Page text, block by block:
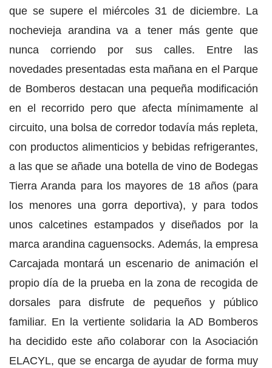
que se supere el miércoles 31 de diciembre. La
nochevieja arandina va a tener más gente que
nunca corriendo por sus calles. Entre las
novedades presentadas esta mañana en el Parque
de Bomberos destacan una pequeña modificación
en el recorrido pero que afecta mínimamente al
circuito, una bolsa de corredor todavía más repleta,
con productos alimenticios y bebidas refrigerantes,
a las que se añade una botella de vino de Bodegas
Tierra Aranda para los mayores de 18 años (para
los menores una gorra deportiva), y para todos
unos calcetines estampados y diseñados por la
marca arandina caguensocks. Además, la empresa
Carcajada montará un escenario de animación el
propio día de la prueba en la zona de recogida de
dorsales para disfrute de pequeños y público
familiar. En la vertiente solidaria la AD Bomberos
ha decidido este año colaborar con la Asociación
ELACYL, que se encarga de ayudar de forma muy